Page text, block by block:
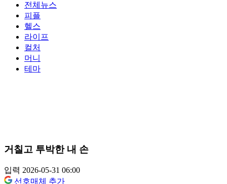
전체뉴스
피플
헬스
라이프
컬처
머니
테마
거칠고 투박한 내 손
입력 2026-05-31 06:00
선호매체 추가